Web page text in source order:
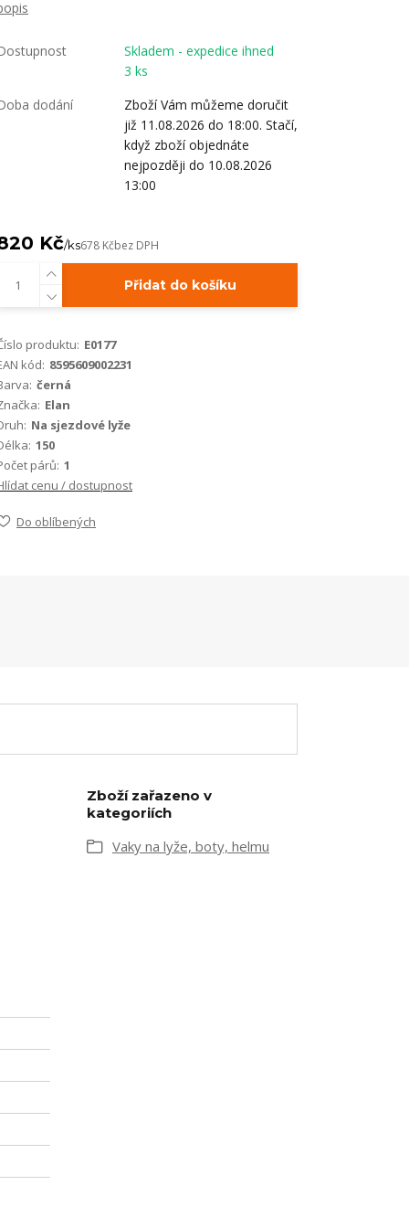
Skladem - expedice ihned
3 ks
dodání
Zboží Vám můžeme doručit
již 11.08.2026 do 18:00. Stačí,
když zboží objednáte
nejpozději do 10.08.2026
13:00
Kč/ks678 Kčbez DPH
Přidat do košíku
produktu: E0177
kód: 8595609002231
černá
Elan
Na sjezdové lyže
150
párů: 1
cenu / dostupnost
Do oblíbených
Zboží zařazeno v
kategoriích
Vaky na lyže, boty, helmu